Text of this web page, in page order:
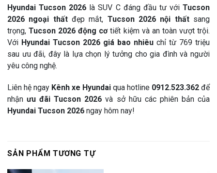
Hyundai Tucson 2026 là SUV C đáng đầu tư vớiTucson
2026 ngoại thấtđẹp mắt, Tucson 2026 nội thấtsang
trọng,Tucson 2026 động cơtiết kiệm và an toàn vượt trội.
Với Hyundai Tucson 2026 giá bao nhiêu chỉ từ 769 triệu
sau ưu đãi, đây là lựa chọn lý tưởng cho gia đình và người
yêu công nghệ.
Liên hệ ngay Kênh xe Hyundai qua hotline 0912.523.362 để
nhậnưu đãi Tucson 2026 và sở hữu các phiên bản của
Hyundai Tucson 2026 ngay hôm nay!
SẢN PHẨM TƯƠNG TỰ